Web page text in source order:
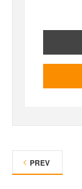
PREV